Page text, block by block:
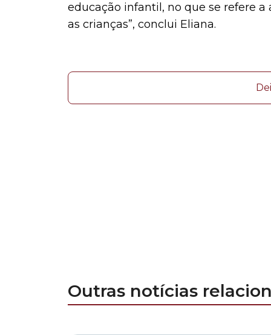
educação infantil, no que se refere a
as crianças”, conclui Eliana.
Outras notícias